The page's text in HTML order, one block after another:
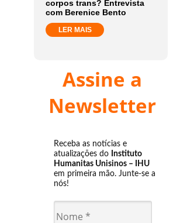
corpos trans? Entrevista
com Berenice Bento
LER MAIS
Assine a
Newsletter
Receba as notícias e
atualizações do Instituto
Humanitas Unisinos – IHU
em primeira mão. Junte-se a
nós!